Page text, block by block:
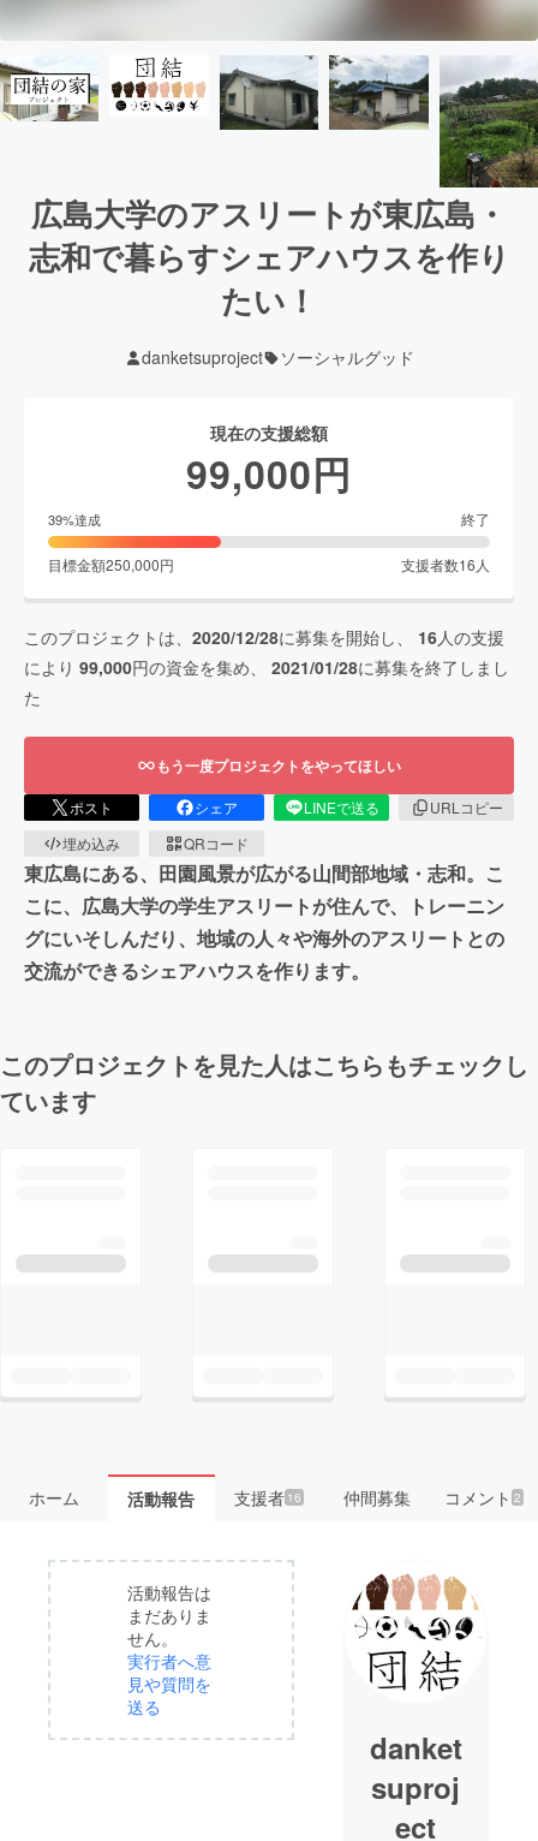
広島大学のアスリートが東広島・
志和で暮らすシェアハウスを作り
たい！
danketsuproject ソーシャルグッド
現在の支援総額
99,000円
39%達成 終了
目標金額250,000円 支援者数16 人
このプロジェクトは、 2020/12/28に募集を開始し、 16人の支援
により 99,000円の資金を集め、 2021/01/28に募集を終了しまし
た
もう一度プロジェクトをやってほしい
ポスト シェア LINEで送る
URLコピー
埋め込み
QRコード
東広島にある、田園風景が広がる山間部地域・志和。こ
こに、広島大学の学生アスリートが住んで、トレーニン
グにいそしんだり、地域の人々や海外のアスリートとの
交流ができるシェアハウスを作ります。
このプロジェクトを見た人はこちらもチェックし
ています
ホーム 活動報告 支援者 16 仲間募集 コメント2
活動報告は
まだありま
せん。
実行者へ意
見や質問を
送る
danket
suproj
ect